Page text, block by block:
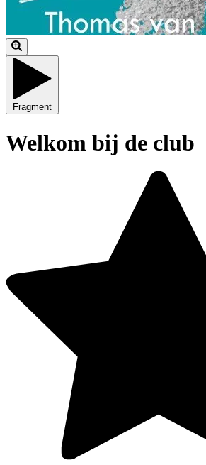
Fragment
Welkom bij de club